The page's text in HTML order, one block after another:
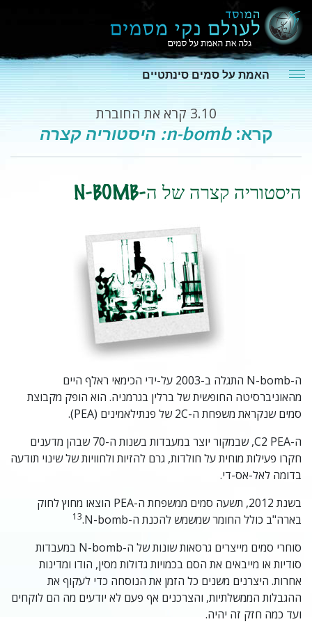
האמת על סמים סינתטיים
3.10 קרא את החוברת
קרא:n-bomb: היסטוריה קצרה
היסטוריה קצרה של ה-N-BOMB
ה-N-bomb התגלה ב-2003 על-ידי הכימאי ראלף היים
מהאוניברסיטה החופשית של ברלין בגרמניה. הוא הופק מקבוצת
סמים שנקראת משפחת ה-2C של פנתילאמינים (PEA).
ה-C2 PEA, שבמקור יוצר במעבדות בשנות ה-70 שבהן מדענים
חקרו פעילות מוחית על חולדות, גרם להזיות ולחוויות של שינוי תודעה
בדומה לאל-אס-די.
בשנת 2012, תשעה סמים ממשפחת ה-PEA הוצאו מחוץ לחוק
בארה"ב כולל החומר שמשמש להכנת ה-N-bomb.‏
13
סוחרי סמים מייצרים גרסאות שונות של ה-N-bomb במעבדות
סודיות או מייבאים את הסם בכמויות גדולות מסין, הודו ומדינות
אחרות. היצרנים משנים כל הזמן את הנוסחה כדי לעקוף את
ההגבלות הממשלתיות, והצרכנים אף פעם לא יודעים מה הם לוקחים
ועד כמה חזק זה יהיה.